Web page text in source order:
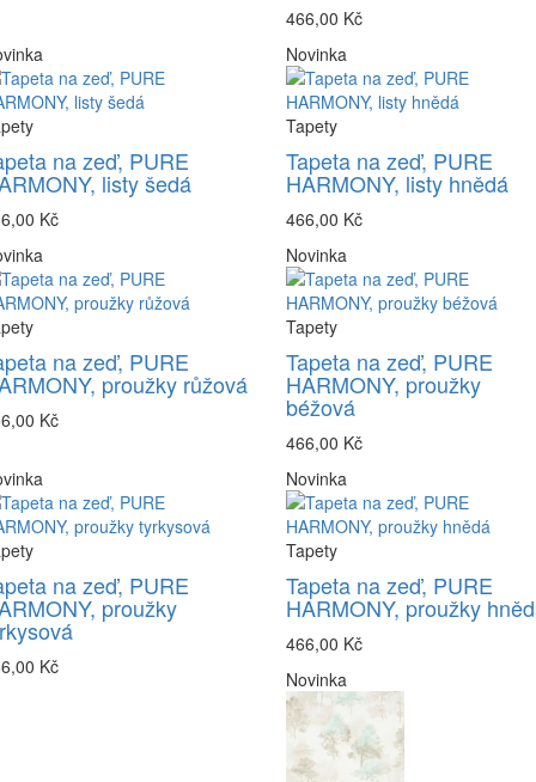
466,00 Kč
na zeď, PURE
listy šedá
Kč
Novinka
Tapety
Tapeta na zeď, PURE
HARMONY, listy hnědá
466,00 Kč
na zeď, PURE
proužky růžová
Kč
Novinka
Tapety
Tapeta na zeď, PURE
HARMONY, proužky
béžová
466,00 Kč
na zeď, PURE
proužky
Kč
Novinka
Tapety
Tapeta na zeď, PURE
HARMONY, proužky
466,00 Kč
Novinka